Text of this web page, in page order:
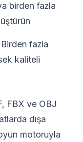
birden fazla
Birden fazla
kaliteli
FBX ve OBJ
dışa
motoruyla